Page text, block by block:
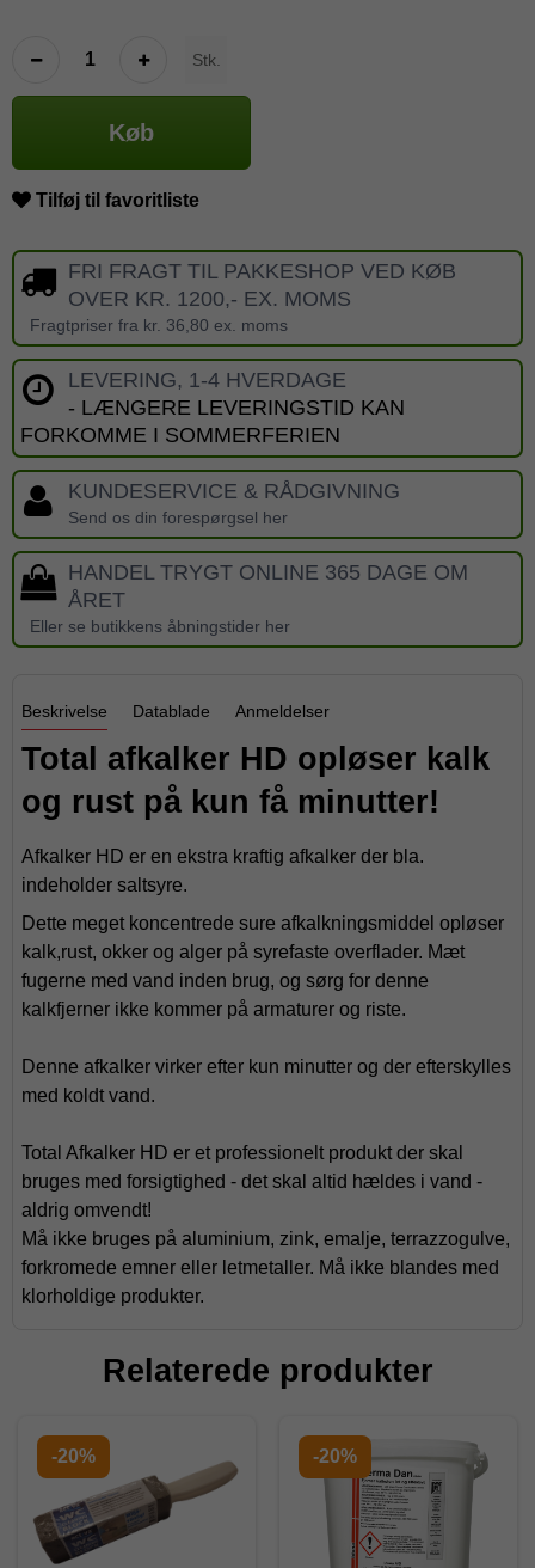
Stk.
Køb
Tilføj til favoritliste
FRI FRAGT TIL PAKKESHOP VED KØB
OVER KR. 1200,- EX. MOMS
Fragtpriser fra kr. 36,80 ex. moms
LEVERING, 1-4 HVERDAGE
- LÆNGERE LEVERINGSTID KAN
FORKOMME I SOMMERFERIEN
KUNDESERVICE & RÅDGIVNING
Send os din forespørgsel her
HANDEL TRYGT ONLINE 365 DAGE OM
ÅRET
Eller se butikkens åbningstider her
Beskrivelse Datablade Anmeldelser
Total afkalker HD opløser kalk
og rust på kun få minutter!
Afkalker HD er en ekstra kraftig afkalker der bla.
indeholder saltsyre.
Dette meget koncentrede sure afkalkningsmiddel opløser
kalk,rust, okker og alger på syrefaste overflader. Mæt
fugerne med vand inden brug, og sørg for denne
kalkfjerner ikke kommer på armaturer og riste.
Denne afkalker virker efter kun minutter og der efterskylles
med koldt vand.
Total Afkalker HD er et professionelt produkt der skal
bruges med forsigtighed - det skal altid hældes i vand -
aldrig omvendt!
Må ikke bruges på aluminium, zink, emalje, terrazzogulve,
forkromede emner eller letmetaller. Må ikke blandes med
klorholdige produkter.
Relaterede produkter
-20% -20%